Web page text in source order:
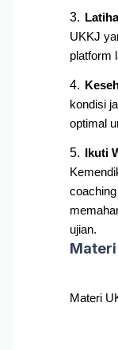
UKKJ
platform
kondisi
optimal
Ikuti
ujian.
Materi
Materi